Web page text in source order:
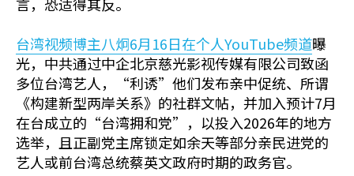
言，恐适得其反。
台湾视频博主八炯6月16日在个人YouTube频道曝
光，中共通过中企北京慈光影视传媒有限公司致函
多位台湾艺人，“利诱”他们发布亲中促统、所谓
《构建新型两岸关系》的社群文帖，并加入预计7月
在台成立的“台湾拥和党”，以投入2026年的地方
选举，且正副党主席锁定如余天等部分亲民进党的
艺人或前台湾总统蔡英文政府时期的政务官。